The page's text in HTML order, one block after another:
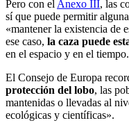
Pero con el Anexo III, las
sí que puede permitir
«mantener la existencia de
ese caso, la caza puede
en el espacio y en el tiempo.
El Consejo de Europa
protección del lobo, las
mantenidas o llevadas al
ecológicas y científicas».